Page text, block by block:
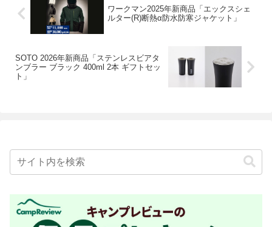
ワークマン2025年新商品「エックスシェ
ルター(R)断熱α防水防寒ジャケット」
SOTO 2026年新商品「ステンレスビアタ
ンブラー ブラック 400ml 2本 ギフトセッ
ト」